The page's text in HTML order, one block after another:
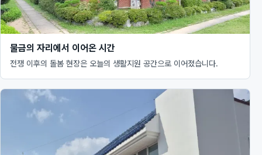
물금의 자리에서 이어온 시간
전쟁 이후의 돌봄 현장은 오늘의 생활지원 공간으로 이어졌습니다.